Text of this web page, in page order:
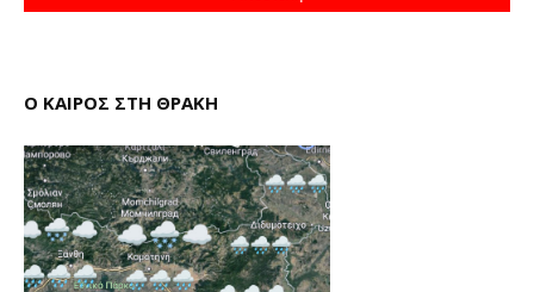
Ο ΚΑΙΡΟΣ ΣΤΗ ΘΡΑΚΗ